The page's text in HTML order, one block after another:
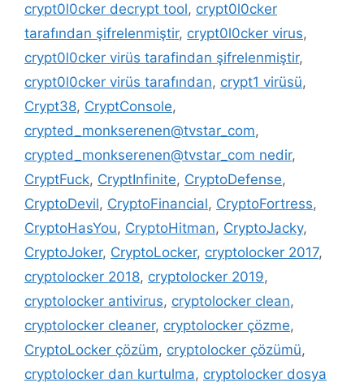
crypt0l0cker decrypt tool, crypt0l0cker
tarafından şifrelenmiştir, crypt0l0cker virus,
crypt0l0cker virüs tarafindan şifrelenmiştir,
crypt0l0cker virüs tarafından, crypt1 virüsü,
Crypt38, CryptConsole,
crypted_monkserenen@tvstar_com,
crypted_monkserenen@tvstar_com nedir,
CryptFuck, CryptInfinite, CryptoDefense,
CryptoDevil, CryptoFinancial, CryptoFortress,
CryptoHasYou, CryptoHitman, CryptoJacky,
CryptoJoker, CryptoLocker, cryptolocker 2017,
cryptolocker 2018, cryptolocker 2019,
cryptolocker antivirus, cryptolocker clean,
cryptolocker cleaner, cryptolocker çözme,
CryptoLocker çözüm, cryptolocker çözümü,
cryptolocker dan kurtulma, cryptolocker dosya